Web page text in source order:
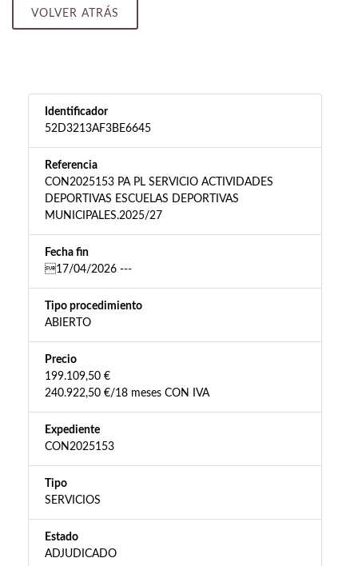
VOLVER ATRÁS
Identificador
52D3213AF3BE6645
Referencia
CON2025153 PA PL SERVICIO ACTIVIDADES
DEPORTIVAS ESCUELAS DEPORTIVAS
MUNICIPALES.2025/27
Fecha fin
17/04/2026 ---
Tipo procedimiento
ABIERTO
Precio
199.109,50 €
240.922,50 €/18 meses CON IVA
Expediente
CON2025153
Tipo
SERVICIOS
Estado
ADJUDICADO